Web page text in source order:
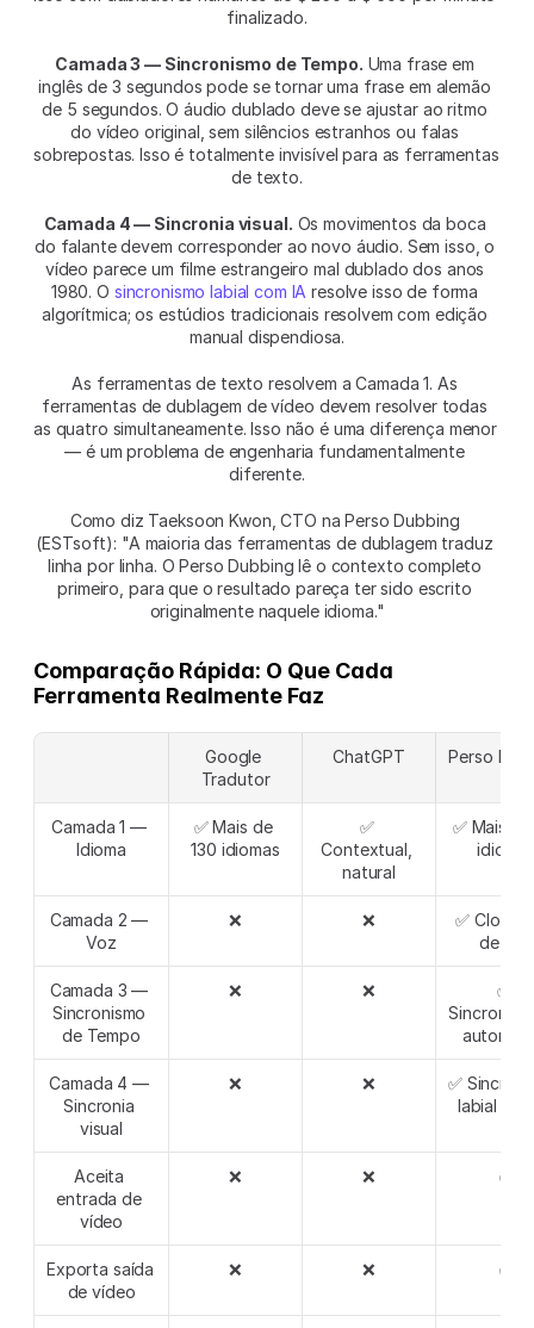
finalizado.
Camada 3 — Sincronismo de Tempo. Uma frase em
inglês de 3 segundos pode se tornar uma frase em alemão
de 5 segundos. O áudio dublado deve se ajustar ao ritmo
do vídeo original, sem silêncios estranhos ou falas
sobrepostas. Isso é totalmente invisível para as ferramentas
de texto.
Camada 4 — Sincronia visual. Os movimentos da boca
do falante devem corresponder ao novo áudio. Sem isso, o
vídeo parece um filme estrangeiro mal dublado dos anos
1980. O sincronismo labial com IA resolve isso de forma
algorítmica; os estúdios tradicionais resolvem com edição
manual dispendiosa.
As ferramentas de texto resolvem a Camada 1. As
ferramentas de dublagem de vídeo devem resolver todas
as quatro simultaneamente. Isso não é uma diferença menor
— é um problema de engenharia fundamentalmente
diferente.
Como diz Taeksoon Kwon, CTO na Perso Dubbing
(ESTsoft): "A maioria das ferramentas de dublagem traduz
linha por linha. O Perso Dubbing lê o contexto completo
primeiro, para que o resultado pareça ter sido escrito
originalmente naquele idioma."
Comparação Rápida: O Que Cada
Ferramenta Realmente Faz
Google
Tradutor
ChatGPT Perso
Camada 1 —
Idioma
✅ Mais de
130 idiomas
✅
Contextual,
natural
✅ Mais
Camada 2 —
Voz
❌ ❌
✅
de voz
Camada 3 —
Sincronismo
de Tempo
❌ ❌
✅
Camada 4 —
Sincronia
visual
❌ ❌
✅
labial
Aceita
entrada de
vídeo
❌ ❌ ✅
Exporta saída
de vídeo
❌ ❌ ✅